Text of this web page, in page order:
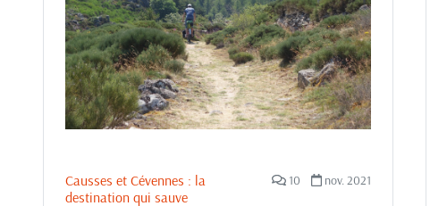
10 nov. 2021
Causses et Cévennes : la
destination qui sauve